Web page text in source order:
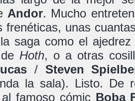
Andor. Mucho
frenéticas, unas
saga como el
Hoth, o a otras
/ Steven
la sala). Listo. De
famoso cómic Boba